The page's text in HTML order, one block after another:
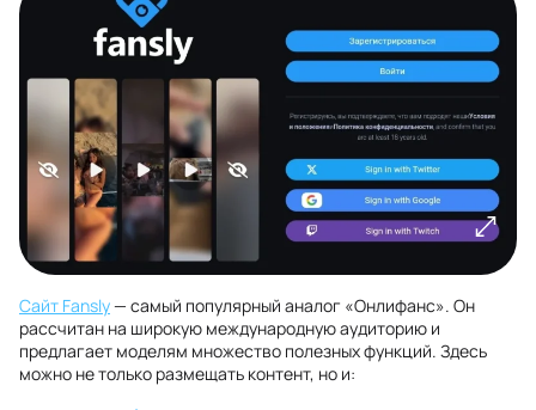
Сайт Fansly— самый популярный аналог «Онлифанс». Он
рассчитан на широкую международную аудиторию и
предлагает моделям множество полезных функций. Здесь
можно не только размещать контент, но и: